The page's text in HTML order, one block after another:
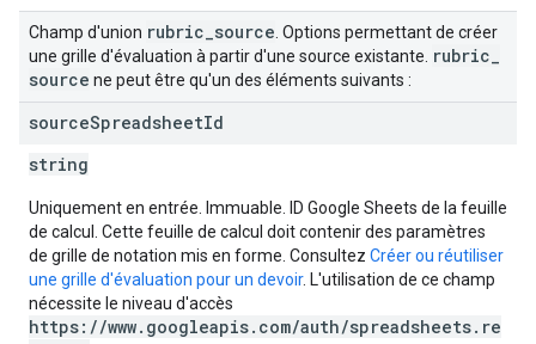
Champ d'union rubric source . Options permettant de créer
une grille d'évaluation à partir d'une source existante. rubric
source ne peut être qu'un des éléments suivants :
sourceSpreadsheetId
string
Uniquement en entrée. Immuable. ID Google Sheets de la feuille
de calcul. Cette feuille de calcul doit contenir des paramètres
de grille de notation mis en forme. Consultez Créer ou réutiliser
une grille d'évaluation pour un devoir. L'utilisation de ce champ
nécessite le niveau d'accès
https://www.googleapis.com/auth/spreadsheets.re